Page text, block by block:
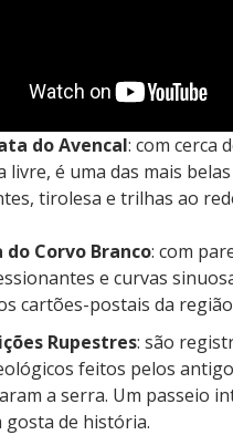
do Avencal: com cerca
livre, é uma das mais
tirolesa e trilhas ao
do Corvo Branco: com
e curvas
cartões-postais da
Rupestres: são
feitos pelos
a serra. Um passeio
gosta de história.